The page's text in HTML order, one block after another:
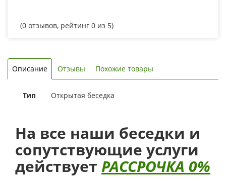
(0 отзывов, рейтинг 0 из 5)
Описание Отзывы Похожие товары
Тип Открытая беседка
На все наши беседки и
сопутствующие услуги
действует РАССРОЧКА 0%